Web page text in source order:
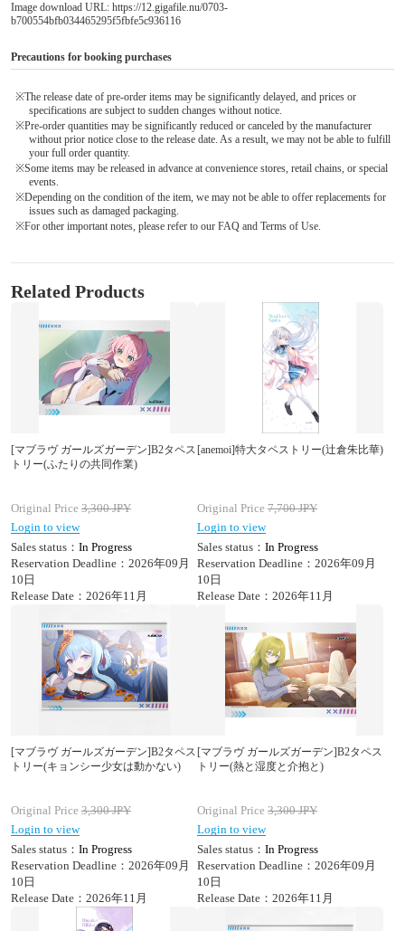
Image download URL: https://12.gigafile.nu/0703-
b700554bfb034465295f5fbfe5c936116
Precautions for booking purchases
※The release date of pre-order items may be significantly delayed, and prices or
specifications are subject to sudden changes without notice.
※Pre-order quantities may be significantly reduced or canceled by the manufacturer
without prior notice close to the release date. As a result, we may not be able to fulfill
your full order quantity.
※Some items may be released in advance at convenience stores, retail chains, or special
events.
※Depending on the condition of the item, we may not be able to offer replacements for
issues such as damaged packaging.
※For other important notes, please refer to our FAQ and Terms of Use.
Related Products
[マブラヴ ガールズガーデン]B2タペス
トリー(ふたりの共同作業)
Original Price 3,300JPY
Login to view
Sales status： In Progress
Reservation Deadline：2026年09月
10日
Release Date：2026年11月
[anemoi]特大タペストリー(辻倉朱比華)
Original Price 7,700JPY
Login to view
Sales status： In Progress
Reservation Deadline：2026年09月
10日
Release Date：2026年11月
[マブラヴ ガールズガーデン]B2タペス
トリー(キョンシー少女は動かない)
Original Price 3,300JPY
Login to view
Sales status： In Progress
Reservation Deadline：2026年09月
10日
Release Date：2026年11月
[マブラヴ ガールズガーデン]B2タペス
トリー(熱と湿度と介抱と)
Original Price 3,300JPY
Login to view
Sales status： In Progress
Reservation Deadline：2026年09月
10日
Release Date：2026年11月